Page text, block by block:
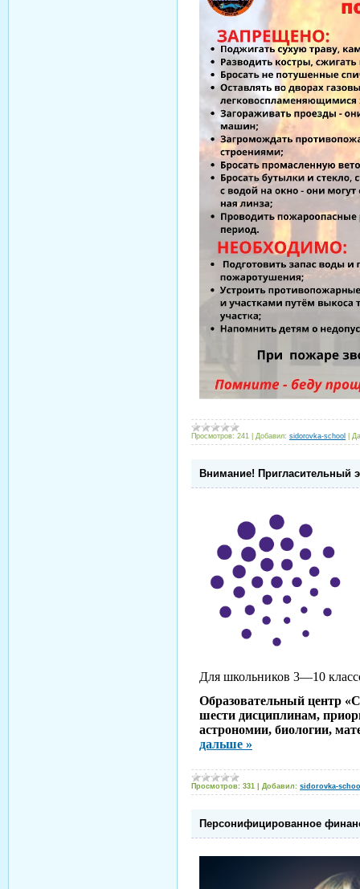
Просмотров: 241 Добавил: sidorovka-school
Внимание! Пригласительный
Для школьников 3—10
Образовательный центр
шести дисциплинам,
астрономии, биологии,
дальше »
Просмотров: 331 Добавил: sidorovka-
Персонифицированное